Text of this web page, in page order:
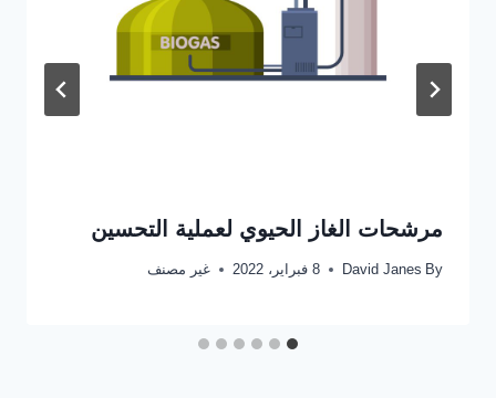
مرشحات الغاز الحيوي لعملية التحسين
By
David Janes 8 فبراير، 2022 غير مصنف